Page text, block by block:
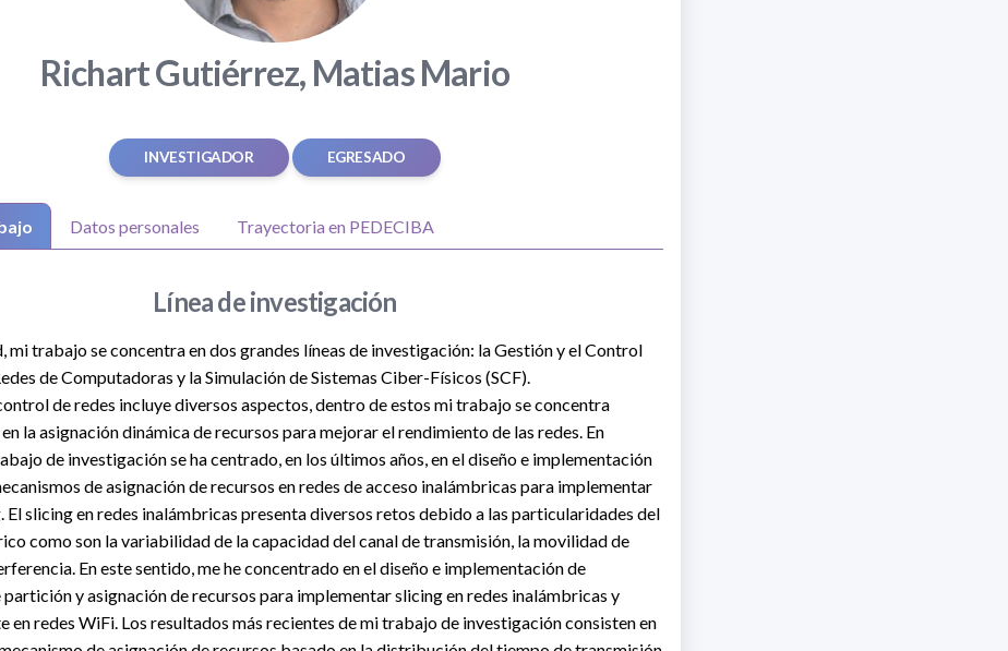
Richart Gutiérrez, Matias Mario
INVESTIGADOR EGRESADO
Datos personales Trayectoria en PEDECIBA
Línea de investigación
mi trabajo se concentra en dos grandes líneas de investigación: la Gestión y el Control
de Computadoras y la Simulación de Sistemas Ciber-Físicos (SCF).
de redes incluye diversos aspectos, dentro de estos mi trabajo se concentra
la asignación dinámica de recursos para mejorar el rendimiento de las redes. En
de investigación se ha centrado, en los últimos años, en el diseño e implementación
de asignación de recursos en redes de acceso inalámbricas para implementar
slicing en redes inalámbricas presenta diversos retos debido a las particularidades del
como son la variabilidad de la capacidad del canal de transmisión, la movilidad de
En este sentido, me he concentrado en el diseño e implementación de
partición y asignación de recursos para implementar slicing en redes inalámbricas y
en redes WiFi. Los resultados más recientes de mi trabajo de investigación consisten en